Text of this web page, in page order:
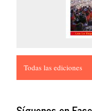
Todas las ediciones